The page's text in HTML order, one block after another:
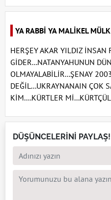
YA RABBİ YA MALİKEL MÜLK
HERŞEY AKAR YILDIZ İNSAN
GİDER...NATANYAHUNUN
OLMAYALABİLİR...ŞENAY
DEĞİL...UKRAYNANAIN ÇOK
KİM....KÜRTLER
DÜŞÜNCELERİNİ PAYLAŞ!